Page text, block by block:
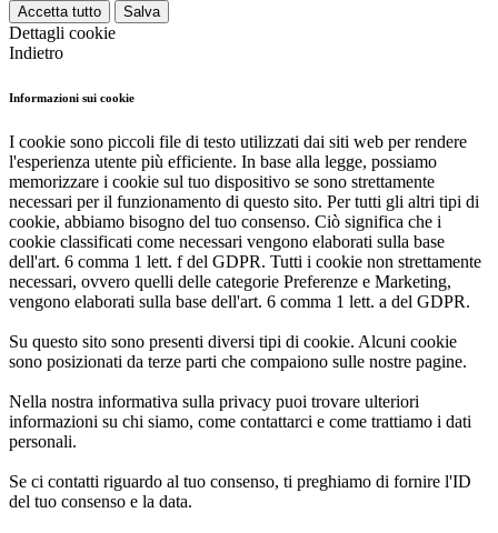
Accetta tutto Salva
Dettagli cookie
Indietro
Informazioni sui cookie
I cookie sono piccoli file di testo utilizzati dai siti web per rendere
l'esperienza utente più efficiente. In base alla legge, possiamo
memorizzare i cookie sul tuo dispositivo se sono strettamente
necessari per il funzionamento di questo sito. Per tutti gli altri tipi di
cookie, abbiamo bisogno del tuo consenso. Ciò significa che i
cookie classificati come necessari vengono elaborati sulla base
dell'art. 6 comma 1 lett. f del GDPR. Tutti i cookie non strettamente
necessari, ovvero quelli delle categorie Preferenze e Marketing,
vengono elaborati sulla base dell'art. 6 comma 1 lett. a del GDPR.
Su questo sito sono presenti diversi tipi di cookie. Alcuni cookie
sono posizionati da terze parti che compaiono sulle nostre pagine.
Nella nostra informativa sulla privacy puoi trovare ulteriori
informazioni su chi siamo, come contattarci e come trattiamo i dati
personali.
Se ci contatti riguardo al tuo consenso, ti preghiamo di fornire l'ID
del tuo consenso e la data.